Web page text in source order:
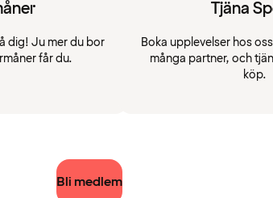
dig! Ju mer du bor
får du.
Tjäna
Boka upplevelser hos
många partner, och
köp.
Bli medlem